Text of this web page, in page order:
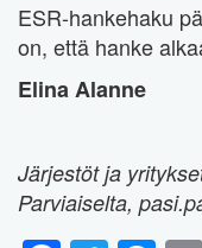
ESR-hankehaku
on, että hanke
Elina Alanne
Järjestöt ja
Parviaiselta,